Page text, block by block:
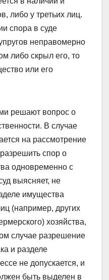
либо у третьих лиц.
спора в суде
неправомерно
либо скрыл его, то
или его
решают вопрос о
В случае
на рассмотрение
спор о
одновременно с
выясняет, не
имущества
(например, других
хозяйства,
случае разрешение
и разделе
не допускается, и
быть выделен в